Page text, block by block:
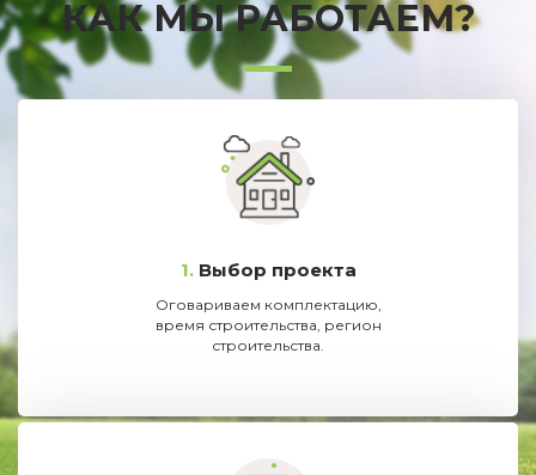
КАК МЫ РАБОТАЕМ?
1. Выбор проекта
Оговариваем комплектацию,
время строительства, регион
строительства.